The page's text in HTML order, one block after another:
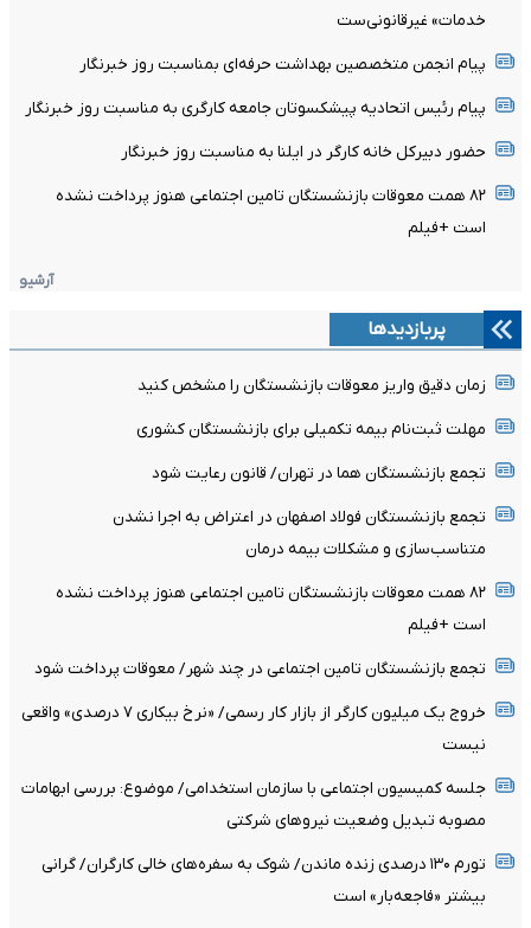
خدمات» غیرقانونی‌ست
پیام انجمن متخصصین بهداشت حرفه‌ای بمناسبت روز خبرنگار
پیام رئیس اتحادیه پیشکسوتان جامعه کارگری به مناسبت روز خبرنگار
حضور دبیرکل خانه کارگر در ایلنا به مناسبت روز خبرنگار
۸۲ همت معوقات بازنشستگان تامین اجتماعی هنوز پرداخت نشده
است +فیلم
آرشیو
پربازدیدها
زمان دقیق واریز معوقات بازنشستگان را مشخص کنید
مهلت ثبت‌نام بیمه تکمیلی برای بازنشستگان کشوری
تجمع بازنشستگان هما در تهران/ قانون رعایت شود
تجمع بازنشستگان فولاد اصفهان در اعتراض به اجرا نشدن
متناسب‌سازی و مشکلات بیمه درمان
۸۲ همت معوقات بازنشستگان تامین اجتماعی هنوز پرداخت نشده
است +فیلم
تجمع بازنشستگان تامین اجتماعی در چند شهر/ معوقات پرداخت شود
خروج یک میلیون کارگر از بازار کار رسمی/ «نرخ بیکاری ۷ درصدی» واقعی
نیست
جلسه کمیسیون اجتماعی با سازمان استخدامی/ موضوع: بررسی ابهامات
مصوبه تبدیل وضعیت نیروهای شرکتی
تورم ۱۳۰ درصدی زنده ماندن/ شوک به سفره‌های خالی کارگران/ گرانی
بیشتر «فاجعه‌بار» است